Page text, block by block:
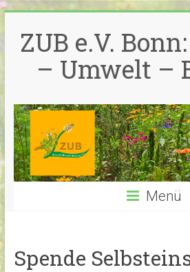
Inhalt
springen
ZUB e.V.
– Umwelt –
Menü
Spende